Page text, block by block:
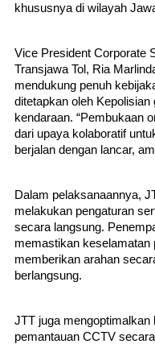
khususnya di wilayah
Vice President Corporate
Transjawa Tol, Ria
mendukung penuh
ditetapkan oleh
kendaraan. “Pembukaan
dari upaya kolaboratif
berjalan dengan lancar,
Dalam pelaksanaannya,
melakukan pengaturan
secara langsung.
memastikan keselamatan
memberikan arahan
berlangsung.
JTT juga mengoptimalkan
pemantauan CCTV